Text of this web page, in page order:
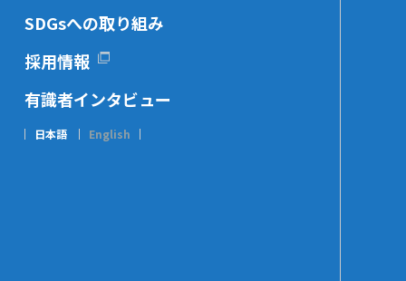
SDGsへの取り組み
採用情報
有識者インタビュー
日本語 English